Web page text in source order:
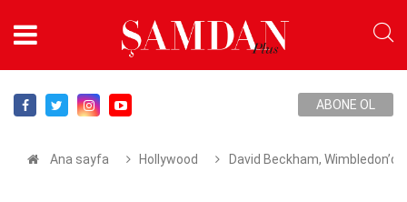
ABONE OL
Ana sayfa Hollywood David Beckham,